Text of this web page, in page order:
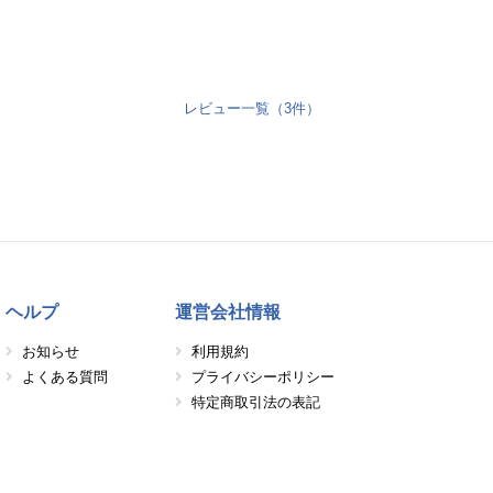
レビュー一覧（3件）
ヘルプ
お知らせ
よくある質問
運営会社情報
利用規約
プライバシーポリシー
特定商取引法の表記